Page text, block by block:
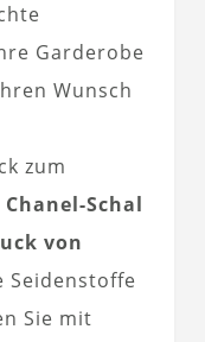
Garderobe
Wunsch
zum
Chanel-Schal
von
Seidenstoffe
Sie mit